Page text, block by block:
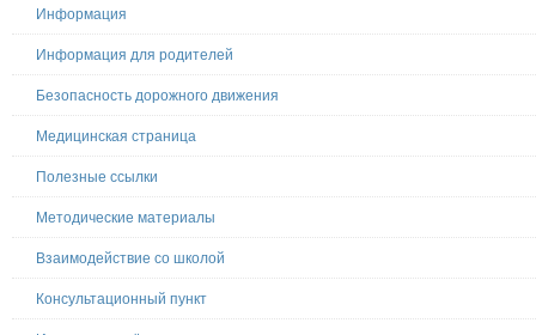
Информация
Информация для родителей
Безопасность дорожного движения
Медицинская страница
Полезные ссылки
Методические материалы
Взаимодействие со школой
Консультационный пункт